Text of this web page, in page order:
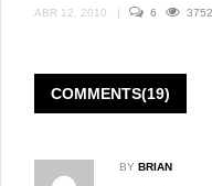
ABR 12, 2010 | 6 3752
COMMENTS(19)
BY BRIAN